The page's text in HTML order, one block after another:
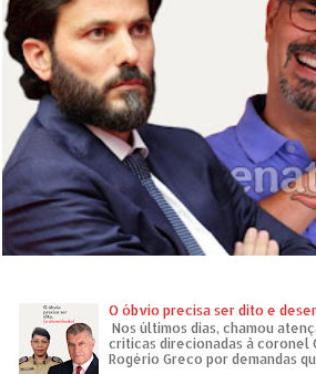
O óbvio precisa ser dito e
Nos últimos dias, chamou
críticas direcionadas à coronel
Rogério Greco por demandas